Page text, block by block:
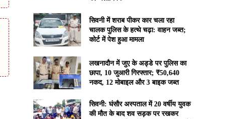
सिवनी में शराब पीकर कार चला रहा
चालक पुलिस के हत्थे चढ़ा: वाहन जब्त;
कोर्ट में पेश हुआ मामला
लखनादौन में जुए के अड्डे पर पुलिस का
छापा, 10 जुआरी गिरफ्तार; ₹50,640
नकद, 12 मोबाइल और 3 बाइक जब्त
सिवनी: घंसौर अस्पताल में 20 वर्षीय युवक
की मौत के बाद शव सड़क पर रखकर